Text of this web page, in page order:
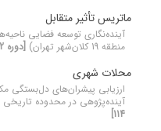
ماتریس تأثیر متقابل
آینده‌نگاری توسعه فضایی
منطقه 19 کلان‌شهر تهران)
[دوره 2، شماره 3، 1403، صفحه 1-23]
محلات شهری
ارزیابی پیشران‌های دل‌بستگی
آینده‌پژوهی در محدوده تاریخی
114]